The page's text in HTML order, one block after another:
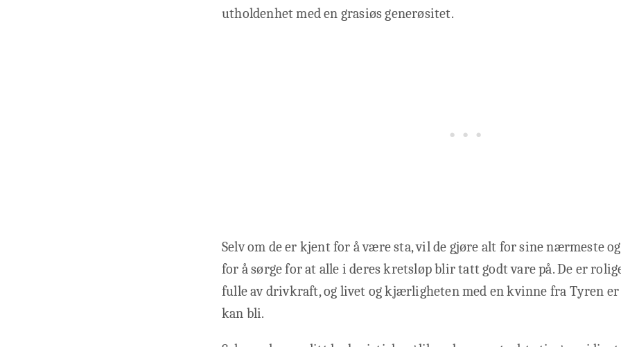
utholdenhet med en grasiøs generøsitet.
Selv om de er kjent for å være sta, vil de gjøre alt for sine nærmeste
for å sørge for at alle i deres kretsløp blir tatt godt vare på. De er
fulle av drivkraft, og livet og kjærligheten med en kvinne fra Tyren er
kan bli.